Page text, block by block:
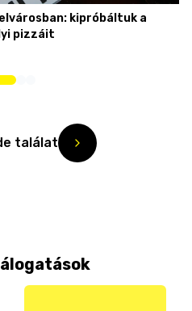
kipróbáltuk a
pizzáit
találat